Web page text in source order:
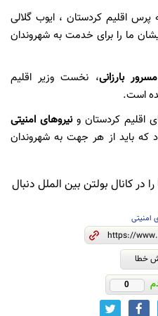
پرس اقلیم کردستان ، ایوب گلالی
ما را برای خدمت به شهروندان
مسرور بارزانی، نخست وزیر اقلیم
است.
اقلیم کردستان و نیروهای امنیتی
که باید از هر جهت به شهروندان
در کانال بولتن بین الملل دنبال
امنیتی
خطا
0